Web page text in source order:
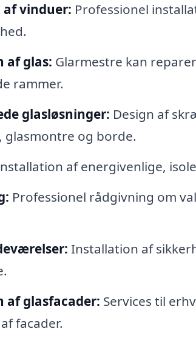
vinduer: Professionel
af glas: Glarmestre kan
rammer.
glasløsninger: Design af
glasmontre og borde.
af energivenlige,
Professionel rådgivning om
Installation af
af glasfacader: Services til
facader.